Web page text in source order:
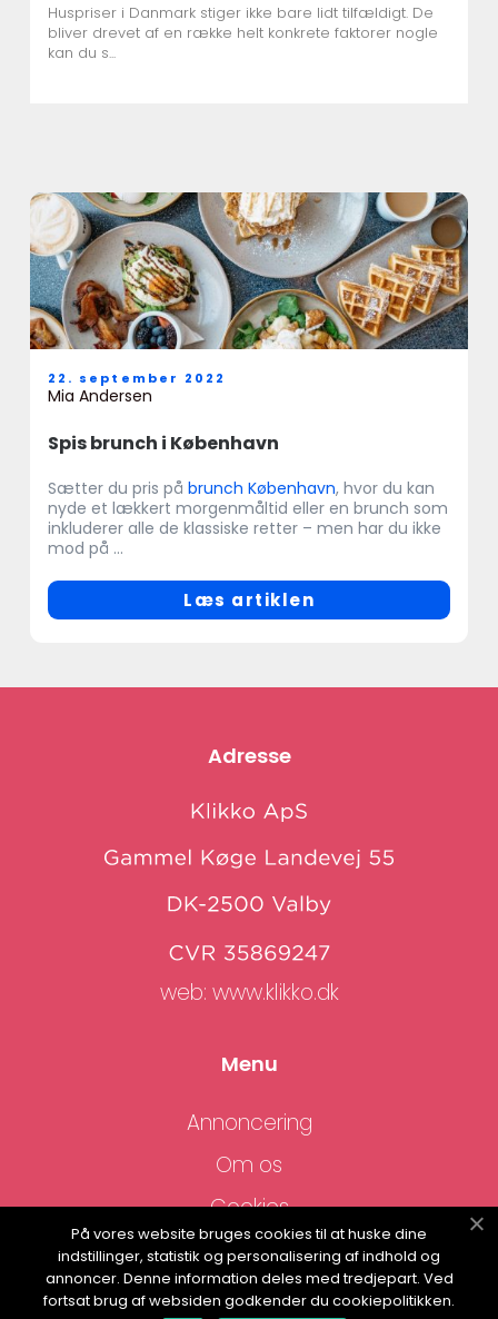
Huspriser i Danmark stiger ikke bare lidt tilfældigt. De
bliver drevet af en række helt konkrete faktorer nogle
kan du s...
Spis brunch i København
22. september 2022
Mia Andersen
Sætter du pris på brunch København, hvor du kan
nyde et lækkert morgenmåltid eller en brunch som
inkluderer alle de klassiske retter – men har du ikke
mod på ...
Læs artiklen
Adresse
web: www.klikko.dk
Menu
Annoncering
Om os
Cookies
Kontakt os
Sitemap
På vores website bruges cookies til at huske dine
indstillinger, statistik og personalisering af indhold og
annoncer. Denne information deles med tredjepart. Ved
fortsat brug af websiden godkender du cookiepolitikken.